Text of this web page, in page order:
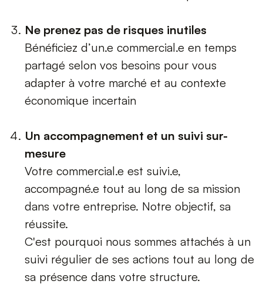
Ne prenez pas de risques inutiles
Bénéficiez d’un.e commercial.e en temps
partagé selon vos besoins pour vous
adapter à votre marché et au contexte
économique incertain
Un accompagnement et un suivi sur-
mesure
Votre commercial.e est suivi.e,
accompagné.e tout au long de sa mission
dans votre entreprise. Notre objectif, sa
réussite.
C'est pourquoi nous sommes attachés à un
suivi régulier de ses actions tout au long de
sa présence dans votre structure.